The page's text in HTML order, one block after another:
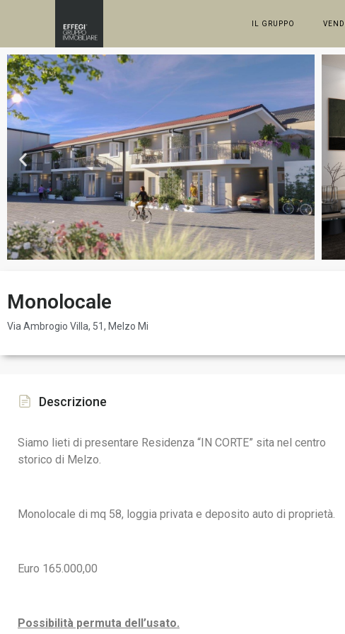
IL GRUPPO VENDI
Monolocale
Via Ambrogio Villa, 51, Melzo Mi
Descrizione
Siamo lieti di presentare Residenza “IN CORTE” sita nel centro
storico di Melzo.
Monolocale di mq 58, loggia privata e deposito auto di proprietà.
Euro 165.000,00
Possibilità permuta dell’usato.